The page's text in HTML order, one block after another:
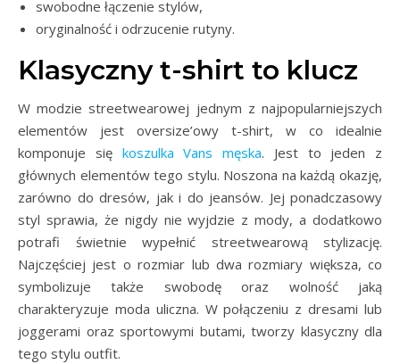
swobodne łączenie stylów,
oryginalność i odrzucenie rutyny.
Klasyczny t-shirt to klucz
W modzie streetwearowej jednym z najpopularniejszych
elementów jest oversize’owy t-shirt, w co idealnie
komponuje się koszulka Vans męska. Jest to jeden z
głównych elementów tego stylu. Noszona na każdą okazję,
zarówno do dresów, jak i do jeansów. Jej ponadczasowy
styl sprawia, że nigdy nie wyjdzie z mody, a dodatkowo
potrafi świetnie wypełnić streetwearową stylizację.
Najczęściej jest o rozmiar lub dwa rozmiary większa, co
symbolizuje także swobodę oraz wolność jaką
charakteryzuje moda uliczna. W połączeniu z dresami lub
joggerami oraz sportowymi butami, tworzy klasyczny dla
tego stylu outfit.